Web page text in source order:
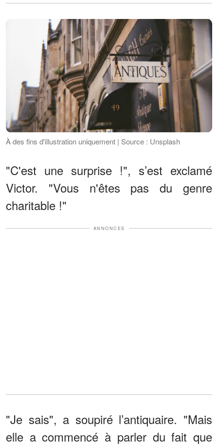
À des fins d'illustration uniquement | Source : Unsplash
"C'est une surprise !", s’est exclamé
Victor. "Vous n'êtes pas du genre
charitable !"
ANNONCES
"Je sais", a soupiré l’antiquaire. "Mais
elle a commencé à parler du fait que